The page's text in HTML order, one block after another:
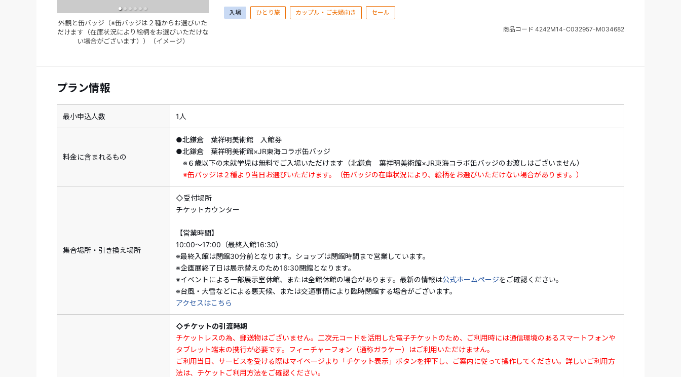
外観と缶バッジ（※缶バッジは２種からお選びいた
だけます（在庫状況により絵柄をお選びいただけな
い場合がございます））（イメージ）
・7/1（水）～8/31（月）出発分が対象です。＜申込期間：7/1（水）10：00～8/31（月）＞
・割引はクーポン利用時に適用されます。予約時にログインの上、「選択内容確認画面」で利用するクー
・すでにご予約済みの商品には、クーポンはご利用いただけません。
・割引内容、割引対象商品は期間中に追加、変更される場合があります。また、予算上限に達し次第、予
告なく割引クーポンの適用を終了する場合がございます。予めご了承ください。
・割引クーポンの詳細・ご利用方法はこちら
つき１枚お渡しします★
く北鎌倉に開館した美術館🖼
●建物は自身がイメージした設計案を元に、ジョージアン様式の派生型となっており、開館25年以上たっ
た今も当時の佇まいのまま、皆さんをお迎えしています。
●絵本の世界とJR東海がコラボしたオリジナル缶バッジ付🎵
気持ちで葉祥明の水彩画、油彩画、デッサン、直筆言葉、そして様々なテーマを扱った絵本をご覧くださ
い🌊
葉祥明とは
【プランに含まれるもの】
入場 ひとり旅 カップル・ご夫婦向き セール
商品コード 4242M14-C032957-M034682
プラン情報
最小申込人数 1人
料金に含まれるもの
●北鎌倉 葉祥明美術館 入館券
●北鎌倉 葉祥明美術館×JR東海コラボ缶バッジ
※６歳以下の未就学児は無料でご入場いただけます（北鎌倉 葉祥明美術館×JR東海コラボ缶バッジのお渡しはございません）
※缶バッジは２種より当日お選びいただけます。（缶バッジの在庫状況により、絵柄をお選びいただけない場合があります。）
集合場所・引き換え場所
◇受付場所
チケットカウンター
【営業時間】
10:00～17:00（最終入館16:30）
※最終入館は閉館30分前となります。ショップは閉館時間まで営業しています。
※企画展終了日は展示替えのため16:30閉館となります。
※イベントによる一部展示室休館、または全館休館の場合があります。最新の情報は公式ホームページをご確認ください。
※台風・大雪などによる悪天候、または交通事情により臨時閉館する場合がございます。
アクセスはこちら
◇チケットの引渡時期
チケットレスの為、郵送物はございません。二次元コードを活用した電子チケットのため、ご利用時には通信環境のあるスマートフォンや
タブレット端末の携行が必要です。フィーチャーフォン（通称ガラケー）はご利用いただけません。
ご利用当日、サービスを受ける際はマイページより「チケット表示」ボタンを押下し、ご案内に従って操作してください。詳しいご利用方
法は、チケットご利用方法をご確認ください。